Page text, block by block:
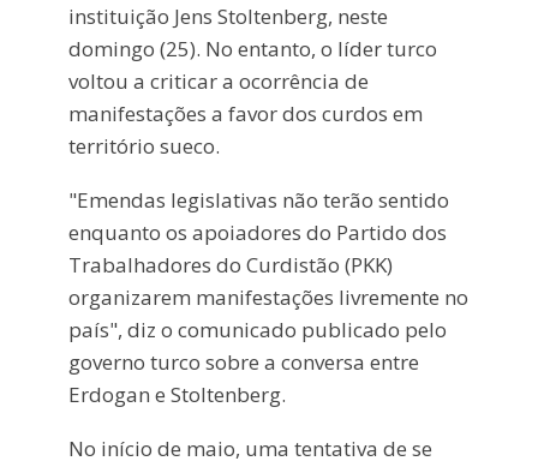
instituição Jens Stoltenberg, neste
domingo (25). No entanto, o líder turco
voltou a criticar a ocorrência de
manifestações a favor dos curdos em
território sueco.
"Emendas legislativas não terão sentido
enquanto os apoiadores do Partido dos
Trabalhadores do Curdistão (PKK)
organizarem manifestações livremente no
país", diz o comunicado publicado pelo
governo turco sobre a conversa entre
Erdogan e Stoltenberg.
No início de maio, uma tentativa de se